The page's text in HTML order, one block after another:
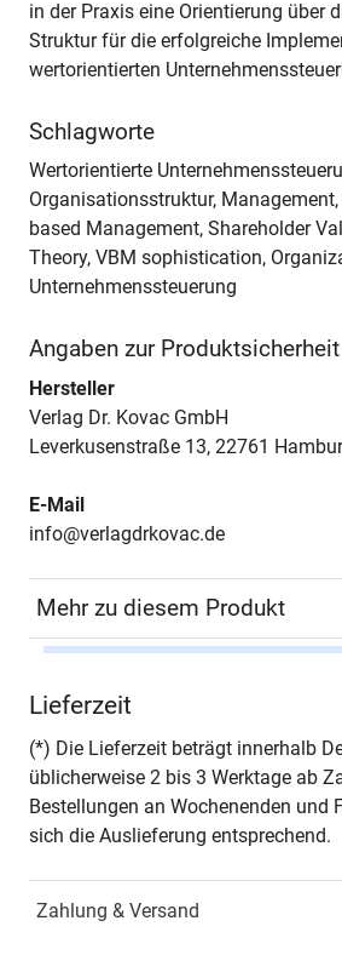
in der Praxis eine Orientierung über
Struktur für die erfolgreiche
wertorientierten
Schlagworte
Wertorientierte
Organisationsstruktur,
based Management, Shareholder
Theory, VBM sophistication,
Unternehmenssteuerung
Angaben zur Produktsicherheit
Hersteller
Verlag Dr. Kovac GmbH
Leverkusenstraße 13, 22761
E-Mail
info@verlagdrkovac.de
Mehr zu diesem Produkt
Seiten
Jahr
Fachdisziplin
Lieferzeit
(*) Die Lieferzeit beträgt innerhalb
üblicherweise 2 bis 3 Werktage ab
Bestellungen an Wochenenden und
sich die Auslieferung entsprechend.
Zahlung & Versand